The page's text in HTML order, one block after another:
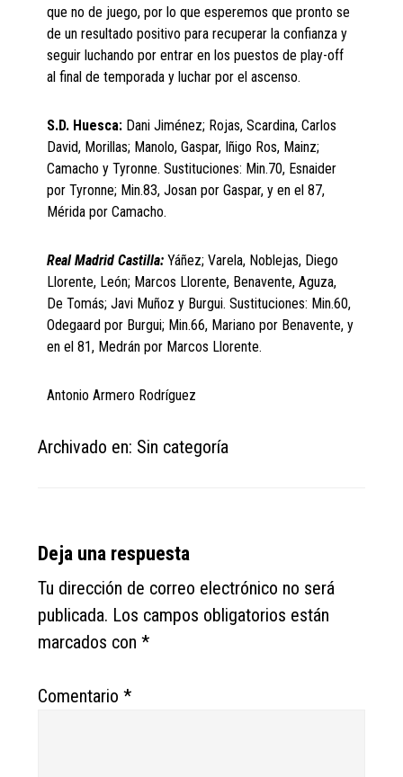
que no de juego, por lo que esperemos que pronto se
de un resultado positivo para recuperar la confianza y
seguir luchando por entrar en los puestos de play-off
al final de temporada y luchar por el ascenso.
S.D. Huesca: Dani Jiménez; Rojas, Scardina, Carlos
David, Morillas; Manolo, Gaspar, Iñigo Ros, Mainz;
Camacho y Tyronne. Sustituciones: Min.70, Esnaider
por Tyronne; Min.83, Josan por Gaspar, y en el 87,
Mérida por Camacho.
Real Madrid Castilla:Yáñez; Varela, Noblejas, Diego
Llorente, León; Marcos Llorente, Benavente, Aguza,
De Tomás; Javi Muñoz y Burgui. Sustituciones: Min.60,
Odegaard por Burgui; Min.66, Mariano por Benavente, y
en el 81, Medrán por Marcos Llorente.
Antonio Armero Rodríguez
Archivado en: Sin categoría
Reader
Interactions
Deja una respuesta
Tu dirección de correo electrónico no será
publicada. Los campos obligatorios están
marcados con*
Comentario*